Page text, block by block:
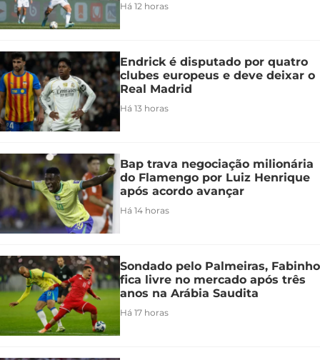
Há 12 horas
Endrick é disputado por quatro
clubes europeus e deve deixar o
Real Madrid
Há 13 horas
Bap trava negociação milionária
do Flamengo por Luiz Henrique
após acordo avançar
Há 14 horas
Sondado pelo Palmeiras, Fabinho
fica livre no mercado após três
anos na Arábia Saudita
Há 17 horas